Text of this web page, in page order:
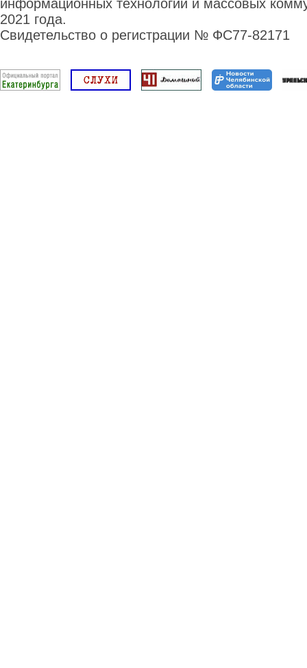
информационных технологий и массовых
2021 года.
Свидетельство о регистрации № ФС77-82171